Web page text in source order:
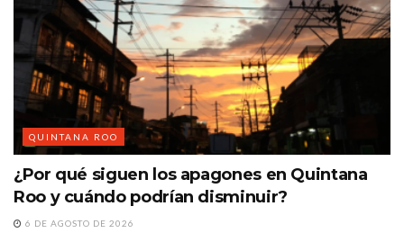
QUINTANA ROO
¿Por qué siguen los apagones en Quintana
Roo y cuándo podrían disminuir?
6 DE AGOSTO DE 2026